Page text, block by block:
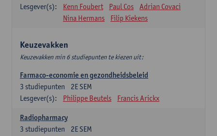
Lesgever(s):
Kenn Foubert Paul Cos
Adrian Covaci
Nina Hermans
Filip Kiekens
Keuzevakken
Keuzevakken min 6 studiepunten te kiezen uit:
Farmaco-economie en gezondheidsbeleid
2E SEM
3 studiepunten
Lesgever(s):
Philippe Beutels Francis Arickx
Radiopharmacy
2E SEM
3 studiepunten